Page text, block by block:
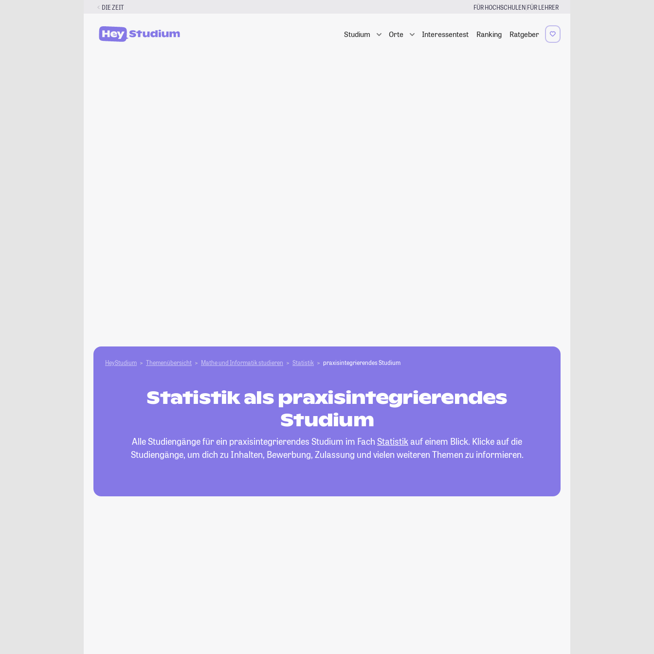
DIE ZEIT FÜR HOCHSCHULEN|FÜR LEHRER
Studium Orte Interessentest Ranking Ratgeber
HeyStudium Themenübersicht Mathe und Informatik studieren Statistik praxisintegrierendes Studium
Statistik als praxisintegrierendes
Studium
Alle Studiengänge für ein praxisintegrierendes Studium im Fach Statistik auf einem Blick. Klicke auf die
Studiengänge, um dich zu Inhalten, Bewerbung, Zulassung und vielen weiteren Themen zu informieren.